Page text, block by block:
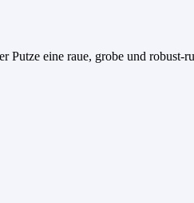
eine raue, grobe und robust-